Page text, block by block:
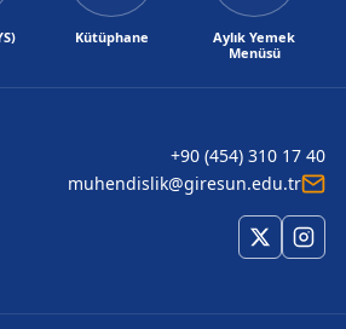
Kütüphane
Aylık Yemek
Menüsü
+90 (454) 310 17 40
muhendislik@giresun.edu.tr